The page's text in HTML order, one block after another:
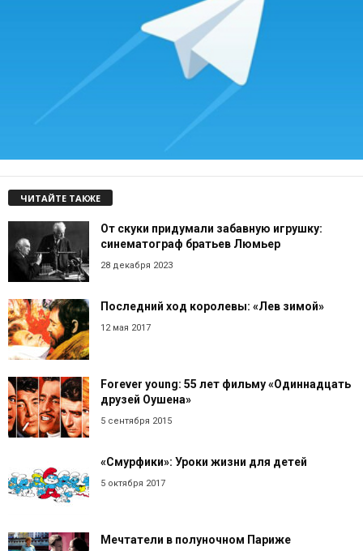
ЧИТАЙТЕ ТАКЖЕ
От скуки придумали забавную игрушку:
синематограф братьев Люмьер
28 декабря 2023
Последний ход королевы: «Лев зимой»
12 мая 2017
Forever young: 55 лет фильму «Одиннадцать
друзей Оушена»
5 сентября 2015
«Смурфики»: Уроки жизни для детей
5 октября 2017
Мечтатели в полуночном Париже